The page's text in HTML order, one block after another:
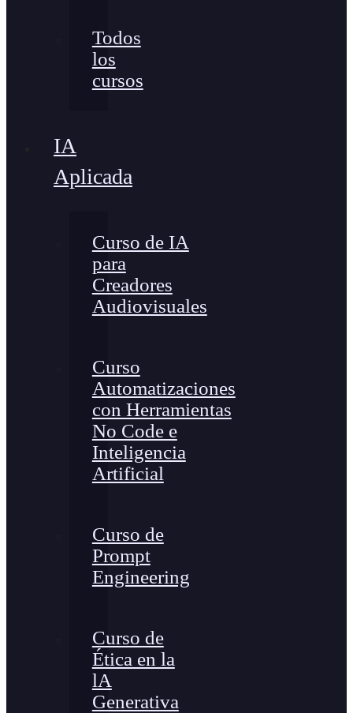
Todos
los
cursos
IA
Aplicada
Curso de IA
para
Creadores
Audiovisuales
Curso
Automatizaciones
con Herramientas
No Code e
Inteligencia
Artificial
Curso de
Prompt
Engineering
Curso de
Ética en la
lA
Generativa